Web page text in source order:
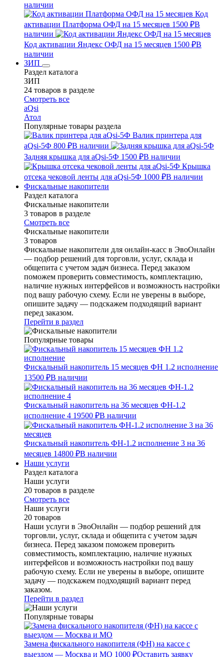
наличии
Код
активации Платформа ОФД на 15 месяцев 1500 ₽В
наличии
Код активации Яндекс ОФД на 15 месяцев 1500 ₽В
наличии
ЗИП
Раздел каталога
ЗИП
24 товаров в разделе
Смотреть все
aQsi
Атол
Популярные товары раздела
Валик принтера для
aQsi-5Ф 800 ₽В наличии
Задняя крышка для aQsi-5Ф 1500 ₽В наличии
Крышка
отсека чековой ленты для aQsi-5Ф 1000 ₽В наличии
Фискальные накопители
Раздел каталога
Фискальные накопители
3 товаров в разделе
Смотреть все
Фискальные накопители
3 товаров
Фискальные накопители для онлайн-касс в ЭвоОнлайн
— подбор решений для торговли, услуг, склада и
общепита с учетом задач бизнеса. Перед заказом
поможем проверить совместимость, комплектацию,
наличие нужных интерфейсов и возможность настройки
под вашу рабочую схему. Если не уверены в выборе,
опишите задачу — подскажем подходящий вариант
перед заказом.
Перейти в раздел
Популярные товары
Фискальный накопитель 15 месяцев ФН 1.2 исполнение
13500 ₽В наличии
Фискальный накопитель на 36 месяцев ФН-1.2
исполнение 4 19500 ₽В наличии
Фискальный накопитель ФН-1.2 исполнение 3 на 36
месяцев 14800 ₽В наличии
Наши услуги
Раздел каталога
Наши услуги
20 товаров в разделе
Смотреть все
Наши услуги
20 товаров
Наши услуги в ЭвоОнлайн — подбор решений для
торговли, услуг, склада и общепита с учетом задач
бизнеса. Перед заказом поможем проверить
совместимость, комплектацию, наличие нужных
интерфейсов и возможность настройки под вашу
рабочую схему. Если не уверены в выборе, опишите
задачу — подскажем подходящий вариант перед
заказом.
Перейти в раздел
Популярные товары
Замена фискального накопителя (ФН) на кассе с
выездом — Москва и МО 1000 ₽Оставить заявку